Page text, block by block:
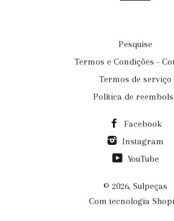
Pesquise
Termos e Condições -
Termos de serviço
Política de
Facebook
Instagram
YouTube
© 2026, Sulpeças
Com tecnologia